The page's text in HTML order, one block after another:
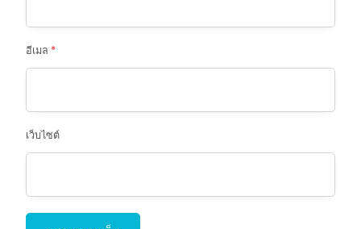
อีเมล *
เว็บไซต์